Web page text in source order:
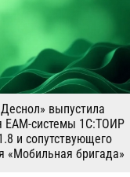
выпустила
EAM-системы 1С:ТОИР
и сопутствующего
«Мобильная бригада»